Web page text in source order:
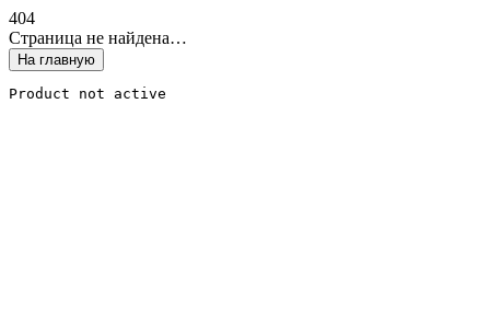
404
Страница не найдена…
На главную
Product not active